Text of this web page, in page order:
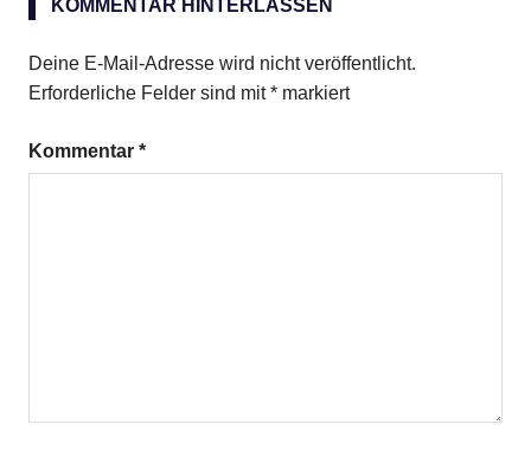
Grillkäse
Ziegenkäse
KOMMENTAR HINTERLASSEN
Deine E-Mail-Adresse wird nicht veröffentlicht.
Erforderliche Felder sind mit* markiert
Kommentar *